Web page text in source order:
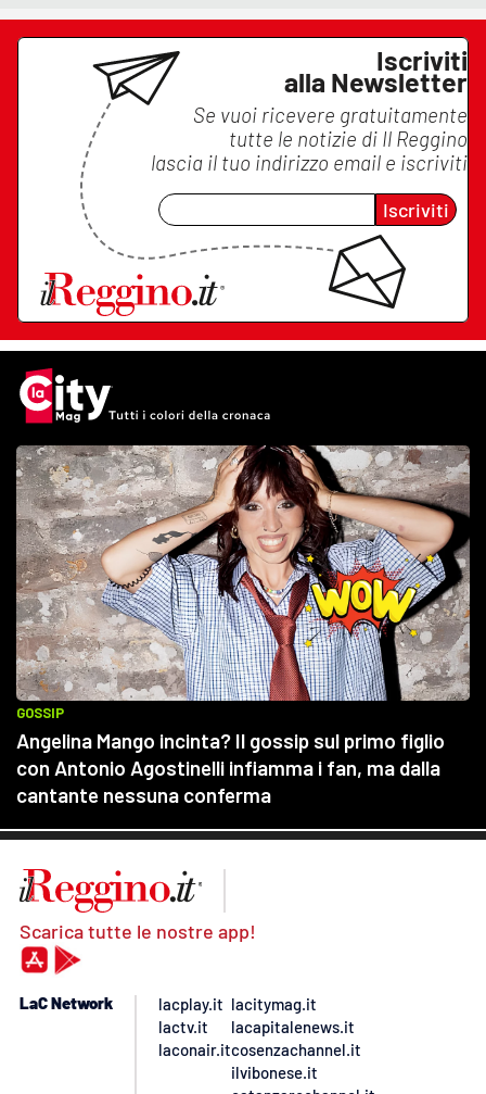
Iscriviti
alla Newsletter
Se vuoi ricevere gratuitamente
tutte le notizie di Il Reggino
lascia il tuo indirizzo email e iscriviti
Iscriviti
Scarica tutte le nostre app!
LaC Network
lacplay.it
lactv.it
laconair.it
lacitymag.it
lacapitalenews.it
cosenzachannel.it
ilvibonese.it